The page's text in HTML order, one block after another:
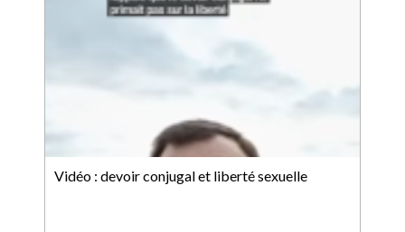
Vidéo : devoir conjugal et liberté sexuelle